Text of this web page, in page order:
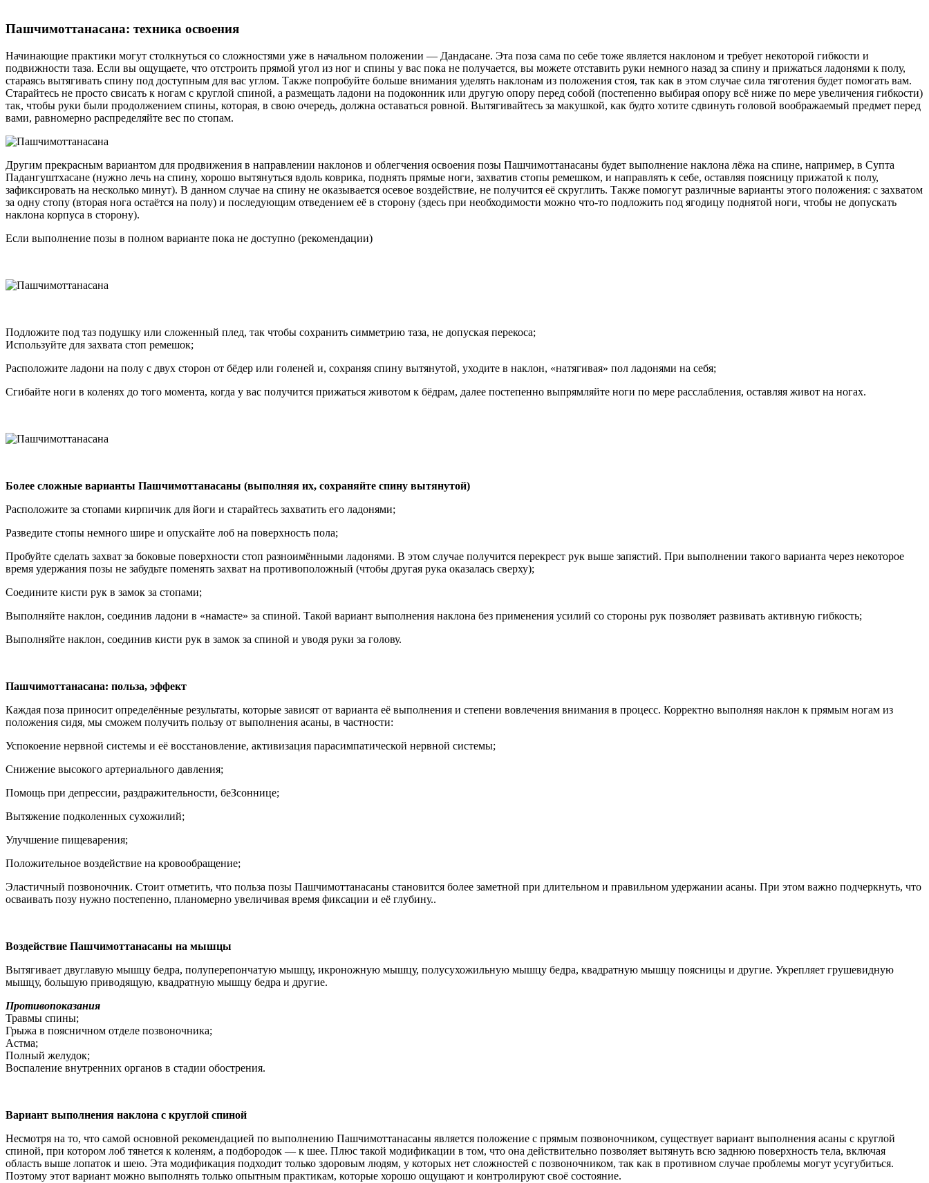
Пашчимоттанасана: техника освоения
Начинающие практики могут столкнуться со сложностями уже в начальном положении — Дандасане. Эта поза сама по себе тоже является наклоном и требует некоторой гибкости и
подвижности таза. Если вы ощущаете, что отстроить прямой угол из ног и спины у вас пока не получается, вы можете отставить руки немного назад за спину и прижаться ладонями к полу,
стараясь вытягивать спину под доступным для вас углом. Также попробуйте больше внимания уделять наклонам из положения стоя, так как в этом случае сила тяготения будет помогать вам.
Старайтесь не просто свисать к ногам с круглой спиной, а размещать ладони на подоконник или другую опору перед собой (постепенно выбирая опору всё ниже по мере увеличения гибкости)
так, чтобы руки были продолжением спины, которая, в свою очередь, должна оставаться ровной. Вытягивайтесь за макушкой, как будто хотите сдвинуть головой воображаемый предмет перед
вами, равномерно распределяйте вес по стопам.
Другим прекрасным вариантом для продвижения в направлении наклонов и облегчения освоения позы Пашчимоттанасаны будет выполнение наклона лёжа на спине, например, в Супта
Падангуштхасане (нужно лечь на спину, хорошо вытянуться вдоль коврика, поднять прямые ноги, захватив стопы ремешком, и направлять к себе, оставляя поясницу прижатой к полу,
зафиксировать на несколько минут). В данном случае на спину не оказывается осевое воздействие, не получится её скруглить. Также помогут различные варианты этого положения: с захватом
за одну стопу (вторая нога остаётся на полу) и последующим отведением её в сторону (здесь при необходимости можно что-то подложить под ягодицу поднятой ноги, чтобы не допускать
наклона корпуса в сторону).
Если выполнение позы в полном варианте пока не доступно (рекомендации)
Подложите под таз подушку или сложенный плед, так чтобы сохранить симметрию таза, не допуская перекоса;
Используйте для захвата стоп ремешок;
Расположите ладони на полу с двух сторон от бёдер или голеней и, сохраняя спину вытянутой, уходите в наклон, «натягивая» пол ладонями на себя;
Сгибайте ноги в коленях до того момента, когда у вас получится прижаться животом к бёдрам, далее постепенно выпрямляйте ноги по мере расслабления, оставляя живот на ногах.
Более сложные варианты Пашчимоттанасаны (выполняя их, сохраняйте спину вытянутой)
Расположите за стопами кирпичик для йоги и старайтесь захватить его ладонями;
Разведите стопы немного шире и опускайте лоб на поверхность пола;
Пробуйте сделать захват за боковые поверхности стоп разноимёнными ладонями. В этом случае получится перекрест рук выше запястий. При выполнении такого варианта через некоторое
время удержания позы не забудьте поменять захват на противоположный (чтобы другая рука оказалась сверху);
Соедините кисти рук в замок за стопами;
Выполняйте наклон, соединив ладони в «намасте» за спиной. Такой вариант выполнения наклона без применения усилий со стороны рук позволяет развивать активную гибкость;
Выполняйте наклон, соединив кисти рук в замок за спиной и уводя руки за голову.
Пашчимоттанасана: польза, эффект
Каждая поза приносит определённые результаты, которые зависят от варианта её выполнения и степени вовлечения внимания в процесс. Корректно выполняя наклон к прямым ногам из
положения сидя, мы сможем получить пользу от выполнения асаны, в частности:
Успокоение нервной системы и её восстановление, активизация парасимпатической нервной системы;
Снижение высокого артериального давления;
Помощь при депрессии, раздражительности, беЗсоннице;
Вытяжение подколенных сухожилий;
Улучшение пищеварения;
Положительное воздействие на кровообращение;
Эластичный позвоночник. Стоит отметить, что польза позы Пашчимоттанасаны становится более заметной при длительном и правильном удержании асаны. При этом важно подчеркнуть, что
осваивать позу нужно постепенно, планомерно увеличивая время фиксации и её глубину..
Воздействие Пашчимоттанасаны на мышцы
Вытягивает двуглавую мышцу бедра, полуперепончатую мышцу, икроножную мышцу, полусухожильную мышцу бедра, квадратную мышцу поясницы и другие. Укрепляет грушевидную
мышцу, большую приводящую, квадратную мышцу бедра и другие.
Противопоказания
Травмы спины;
Грыжа в поясничном отделе позвоночника;
Астма;
Полный желудок;
Воспаление внутренних органов в стадии обострения.
Вариант выполнения наклона с круглой спиной
Несмотря на то, что самой основной рекомендацией по выполнению Пашчимоттанасаны является положение с прямым позвоночником, существует вариант выполнения асаны с круглой
спиной, при котором лоб тянется к коленям, а подбородок — к шее. Плюс такой модификации в том, что она действительно позволяет вытянуть всю заднюю поверхность тела, включая
область выше лопаток и шею. Эта модификация подходит только здоровым людям, у которых нет сложностей с позвоночником, так как в противном случае проблемы могут усугубиться.
Поэтому этот вариант можно выполнять только опытным практикам, которые хорошо ощущают и контролируют своё состояние.